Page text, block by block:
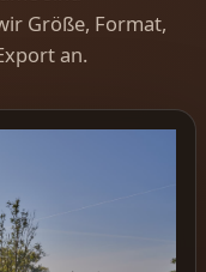
Größe, Format,
an.